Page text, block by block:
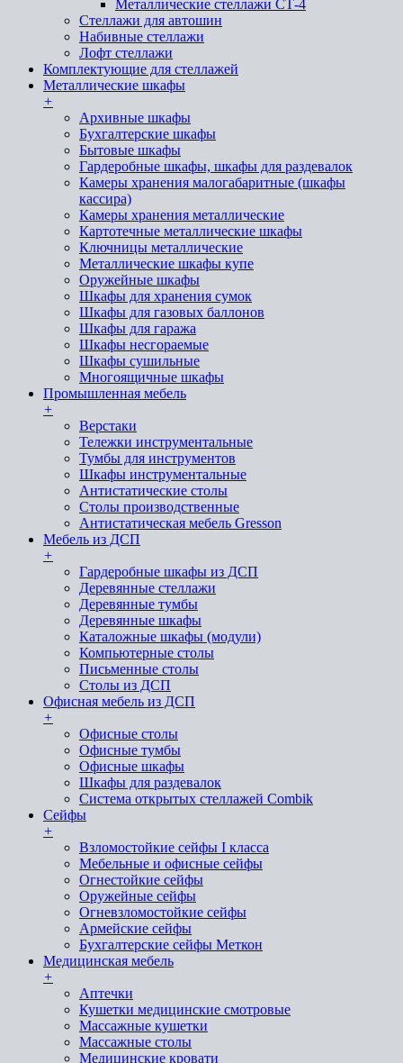
Металлические стеллажи СТ-4
Стеллажи для автошин
Набивные стеллажи
Лофт стеллажи
Комплектующие для стеллажей
Металлические шкафы
+
Архивные шкафы
Бухгалтерские шкафы
Бытовые шкафы
Гардеробные шкафы, шкафы для раздевалок
Камеры хранения малогабаритные (шкафы
кассира)
Камеры хранения металлические
Картотечные металлические шкафы
Ключницы металлические
Металлические шкафы купе
Оружейные шкафы
Шкафы для хранения сумок
Шкафы для газовых баллонов
Шкафы для гаража
Шкафы несгораемые
Шкафы сушильные
Многоящичные шкафы
Промышленная мебель
+
Верстаки
Тележки инструментальные
Тумбы для инструментов
Шкафы инструментальные
Антистатические столы
Столы производственные
Антистатическая мебель Gresson
Мебель из ДСП
+
Гардеробные шкафы из ДСП
Деревянные стеллажи
Деревянные тумбы
Деревянные шкафы
Каталожные шкафы (модули)
Компьютерные столы
Письменные столы
Столы из ДСП
Офисная мебель из ДСП
+
Офисные столы
Офисные тумбы
Офисные шкафы
Шкафы для раздевалок
Система открытых стеллажей Combik
Сейфы
+
Взломостойкие сейфы I класса
Мебельные и офисные сейфы
Огнестойкие сейфы
Оружейные сейфы
Огневзломостойкие сейфы
Армейские сейфы
Бухгалтерские сейфы Меткон
Медицинская мебель
+
Аптечки
Кушетки медицинские смотровые
Массажные кушетки
Массажные столы
Медицинские кровати